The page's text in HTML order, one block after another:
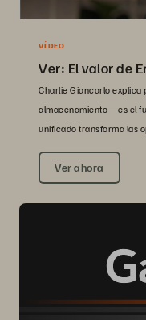
VÍDEO
Ver: El valor de
Charlie Giancarlo explica
almacenamiento— es el
unificado transforma las
Ver ahora